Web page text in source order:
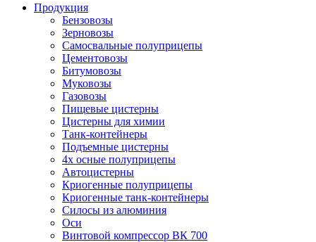
Продукция
Бензовозы
Зерновозы
Самосвальные полуприцепы
Цементовозы
Битумовозы
Муковозы
Газовозы
Пищевые цистерны
Цистерны для химии
Танк-контейнеры
Подъемные цистерны
4х осные полуприцепы
Автоцистерны
Криогенные полуприцепы
Криогенные танк-контейнеры
Силосы из алюминия
Оси
Винтовой компрессор ВК 700